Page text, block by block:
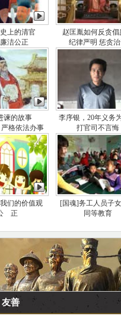
上的清官
洁公正
赵匡胤如何反贪倡
纪律严明 惩贪
谏的故事
格依法办事
李序银，20年义务
打官司不言悔
们的价值观
正
[国魂]务工人员子
同等教育
友善